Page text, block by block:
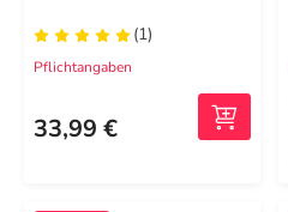
(1)
Pflichtangaben
33,99 €